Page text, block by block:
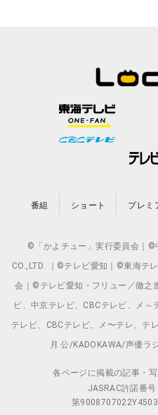
番組 ショート プレミ
©「かよチュー」実行委員会｜©
CO.,LTD. ｜©テレビ愛知｜©東海テ
会｜©テレビ愛知・フリュー／徹之
ビ、中京テレビ、CBCテレビ、メ
テレビ、CBCテレビ、メ〜テレ、
月 公/KADOKAWA/声優ラ
各ページに掲載の記事・
JASRAC許諾番号
第